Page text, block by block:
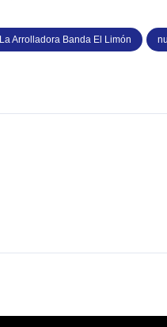
La Arrolladora Banda El Limón